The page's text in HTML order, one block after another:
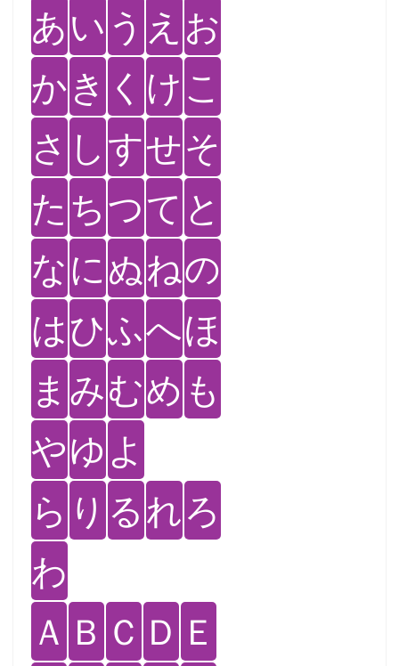
あい う え お
かき く けこ
さ しすせそ
た ちつて と
なにぬねの
はひふへほ
ま みむめ も
やゆ よ
ら り るれろ
わ
Ａ Ｂ Ｃ Ｄ Ｅ